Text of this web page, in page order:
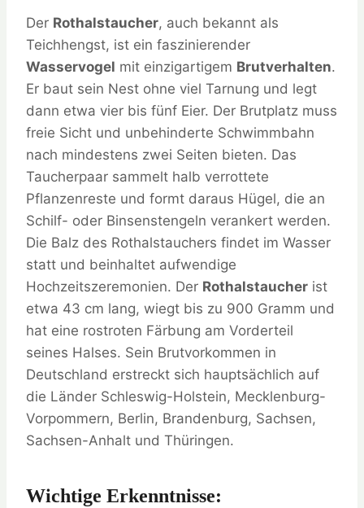
Der Rothalstaucher, auch bekannt als
Teichhengst, ist ein faszinierender
Wasservogel mit einzigartigem Brutverhalten.
Er baut sein Nest ohne viel Tarnung und legt
dann etwa vier bis fünf Eier. Der Brutplatz muss
freie Sicht und unbehinderte Schwimmbahn
nach mindestens zwei Seiten bieten. Das
Taucherpaar sammelt halb verrottete
Pflanzenreste und formt daraus Hügel, die an
Schilf- oder Binsenstengeln verankert werden.
Die Balz des Rothalstauchers findet im Wasser
statt und beinhaltet aufwendige
Hochzeitszeremonien. Der Rothalstaucher ist
etwa 43 cm lang, wiegt bis zu 900 Gramm und
hat eine rostroten Färbung am Vorderteil
seines Halses. Sein Brutvorkommen in
Deutschland erstreckt sich hauptsächlich auf
die Länder Schleswig-Holstein, Mecklenburg-
Vorpommern, Berlin, Brandenburg, Sachsen,
Sachsen-Anhalt und Thüringen.
Wichtige Erkenntnisse: